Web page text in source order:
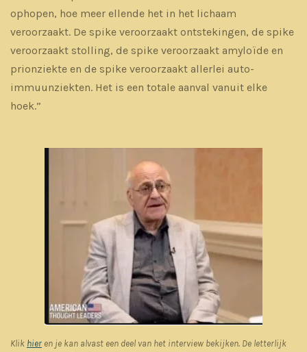
ophopen, hoe meer ellende het in het lichaam
veroorzaakt. De spike veroorzaakt ontstekingen, de spike
veroorzaakt stolling, de spike veroorzaakt amyloïde en
prionziekte en de spike veroorzaakt allerlei auto-
immuunziekten. Het is een totale aanval vanuit elke
hoek.”
Klik hier en je kan alvast een deel van het interview bekijken. De letterlijk